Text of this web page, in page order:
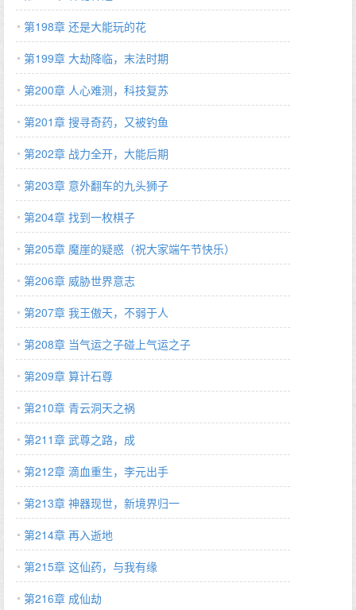
第198章 还是大能玩的花
第199章 大劫降临，末法时期
第200章 人心难测，科技复苏
第201章 搜寻奇药，又被钓鱼
第202章 战力全开，大能后期
第203章 意外翻车的九头狮子
第204章 找到一枚棋子
第205章 魔崖的疑惑（祝大家端午节快乐）
第206章 威胁世界意志
第207章 我王傲天，不弱于人
第208章 当气运之子碰上气运之子
第209章 算计石尊
第210章 青云洞天之祸
第211章 武尊之路，成
第212章 滴血重生，李元出手
第213章 神器现世，新境界归一
第214章 再入逝地
第215章 这仙药，与我有缘
第216章 成仙劫